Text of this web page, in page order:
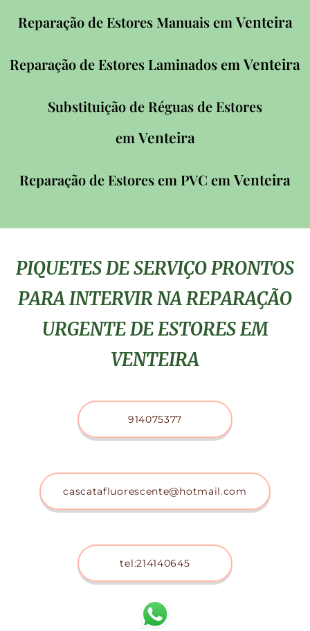
Reparação de Estores Manuais emVenteira
Reparação de Estores Laminados emVenteira
Substituição de Réguas de Estores
emVenteira
Reparação de Estores em PVC emVenteira
PIQUETES DE SERVIÇO PRONTOS
PARA INTERVIR NA REPARAÇÃO
URGENTE DE ESTORES EM
VENTEIRA
914075377
cascatafluorescente@hotmail.com
tel:214140645